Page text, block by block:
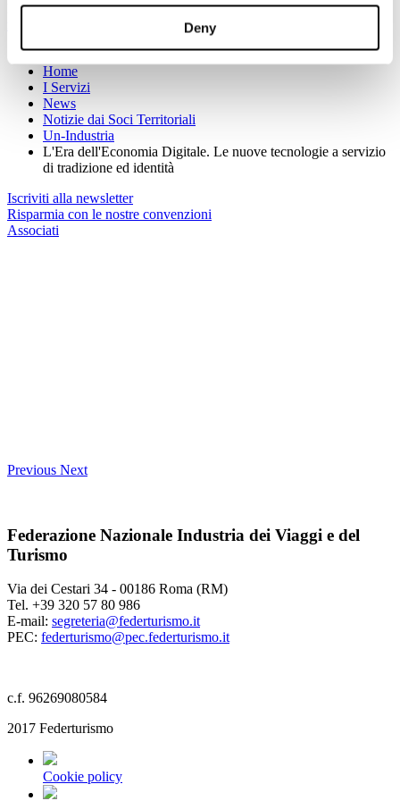
Deny
Per informazioni gli uffici di Unindustria sono a disposizione:
Sei qui:
Home
I Servizi
News
Notizie dai Soci Territoriali
Un-Industria
L'Era dell'Economia Digitale. Le nuove tecnologie a servizio
di tradizione ed identità
Iscriviti alla newsletter
Risparmia con le nostre convenzioni
Associati
Previous Next
Federazione Nazionale Industria dei Viaggi e del
Turismo
Via dei Cestari 34 - 00186 Roma (RM)
Tel. +39 320 57 80 986
E-mail: segreteria@federturismo.it
PEC: federturismo@pec.federturismo.it
c.f. 96269080584
2017 Federturismo
Cookie policy